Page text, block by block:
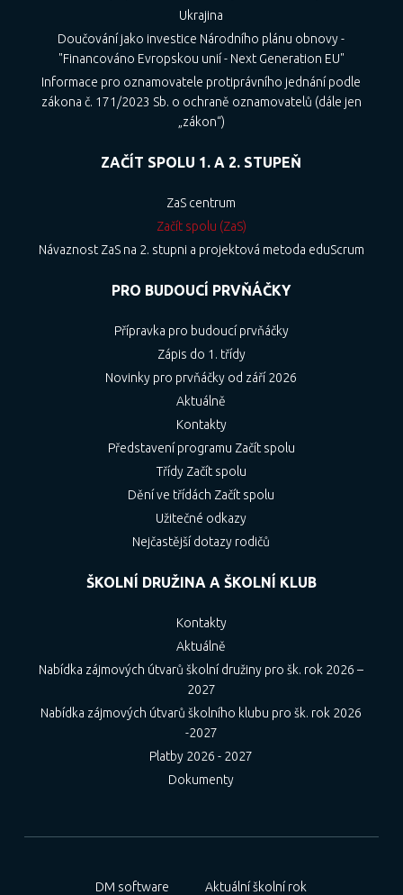
Ukrajina
Doučování jako investice Národního plánu obnovy -
"Financováno Evropskou unií - Next Generation EU"
Informace pro oznamovatele protiprávního jednání podle
zákona č. 171/2023 Sb. o ochraně oznamovatelů (dále jen
„zákon“)
ZAČÍT SPOLU 1. A 2. STUPEŇ
ZaS centrum
Začít spolu (ZaS)
Návaznost ZaS na 2. stupni a projektová metoda eduScrum
PRO BUDOUCÍ PRVŇÁČKY
Přípravka pro budoucí prvňáčky
Zápis do 1. třídy
Novinky pro prvňáčky od září 2026
Aktuálně
Kontakty
Představení programu Začít spolu
Třídy Začít spolu
Dění ve třídách Začít spolu
Užitečné odkazy
Nejčastější dotazy rodičů
ŠKOLNÍ DRUŽINA A ŠKOLNÍ KLUB
Kontakty
Aktuálně
Nabídka zájmových útvarů školní družiny pro šk. rok 2026 –
2027
Nabídka zájmových útvarů školního klubu pro šk. rok 2026
-2027
Platby 2026 - 2027
Dokumenty
DM software Aktuální školní rok